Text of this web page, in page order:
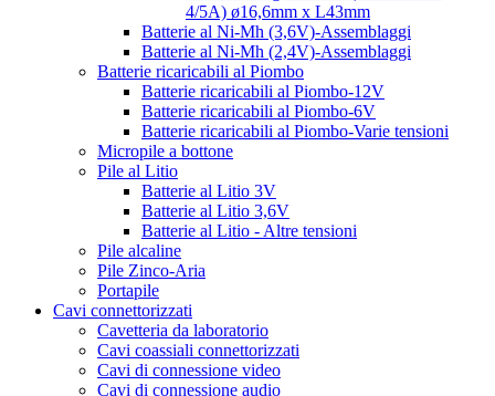
4/5A) ø16,6mm x L43mm
Batterie al Ni-Mh (3,6V)-Assemblaggi
Batterie al Ni-Mh (2,4V)-Assemblaggi
Batterie ricaricabili al Piombo
Batterie ricaricabili al Piombo-12V
Batterie ricaricabili al Piombo-6V
Batterie ricaricabili al Piombo-Varie tensioni
Micropile a bottone
Pile al Litio
Batterie al Litio 3V
Batterie al Litio 3,6V
Batterie al Litio - Altre tensioni
Pile alcaline
Pile Zinco-Aria
Portapile
Cavi connettorizzati
Cavetteria da laboratorio
Cavi coassiali connettorizzati
Cavi di connessione video
Cavi di connessione audio